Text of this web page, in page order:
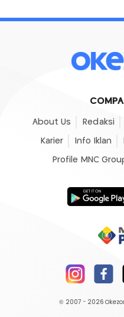
About Us Redaksi
Karier Info Iklan
Profile MNC
© 2007 - 2026